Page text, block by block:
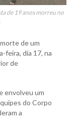
de 19 anos morreu no
de um
feira, dia 17, na
de
envolveu um
do Corpo
a